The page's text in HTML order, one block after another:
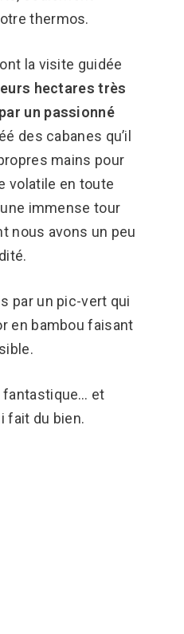
thermos.
la visite guidée
hectares très
un passionné
des cabanes qu’il
mains pour
volatile en toute
immense tour
nous avons un peu
par un pic-vert qui
en bambou faisant
fantastique… et
fait du bien.